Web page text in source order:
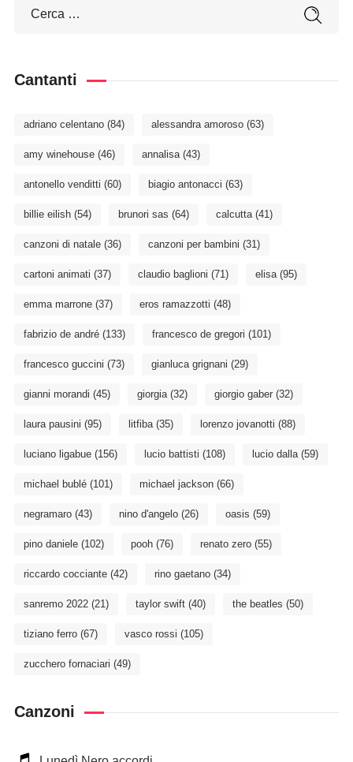
Cantanti
adriano celentano(84) alessandra amoroso(63)
amy winehouse(46) annalisa(43)
antonello venditti (60) biagio antonacci (63)
billie eilish(54) brunori sas (64) calcutta(41)
canzoni di natale(36) canzoni per bambini (31)
cartoni animati (37) claudio baglioni (71) elisa(95)
emma marrone(37) eros ramazzotti (48)
fabrizio de andré(133) francesco de gregori (101)
francesco guccini (73) gianluca grignani (29)
gianni morandi (45) giorgia(32) giorgio gaber(32)
laura pausini (95) litfiba(35) lorenzo jovanotti (88)
luciano ligabue(156) lucio battisti (108) lucio dalla(59)
michael bublé(101) michael jackson(66)
negramaro(43) nino d'angelo(26) oasis (59)
pino daniele(102) pooh(76) renato zero(55)
riccardo cocciante(42) rino gaetano(34)
sanremo 2022(21) taylor swift(40) the beatles (50)
tiziano ferro(67) vasco rossi (105)
zucchero fornaciari (49)
Canzoni